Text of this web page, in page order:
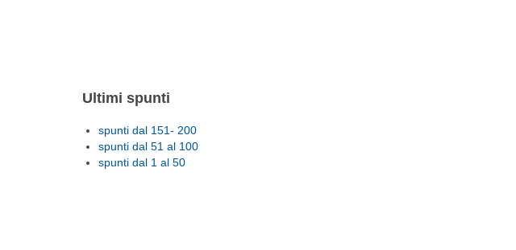
Ultimi spunti
spunti dal 151- 200
spunti dal 51 al 100
spunti dal 1 al 50